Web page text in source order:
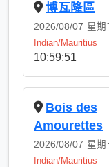
博瓦隆區
2026/08/07 星期
Indian/Mauritius
10:59:51
Bois des
Amourettes
2026/08/07 星期
Indian/Mauritius